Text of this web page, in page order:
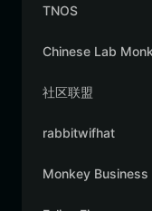
TNOS
Chinese Lab
社区联盟
rabbitwifhat
Monkey Business